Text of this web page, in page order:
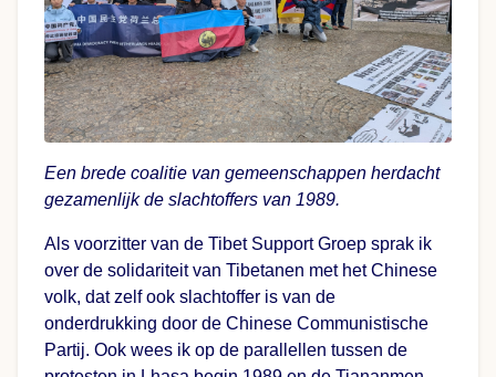
Een brede coalitie van gemeenschappen herdacht
gezamenlijk de slachtoffers van 1989.
Als voorzitter van de Tibet Support Groep sprak ik
over de solidariteit van Tibetanen met het Chinese
volk, dat zelf ook slachtoffer is van de
onderdrukking door de Chinese Communistische
Partij. Ook wees ik op de parallellen tussen de